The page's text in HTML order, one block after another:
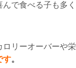
で食べる子も多く
リーオーバーや栄
す。